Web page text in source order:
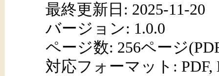
最終更新日: 2025-11-20
バージョン: 1.0.0
ページ数: 256ページ
対応フォーマット: PDF,